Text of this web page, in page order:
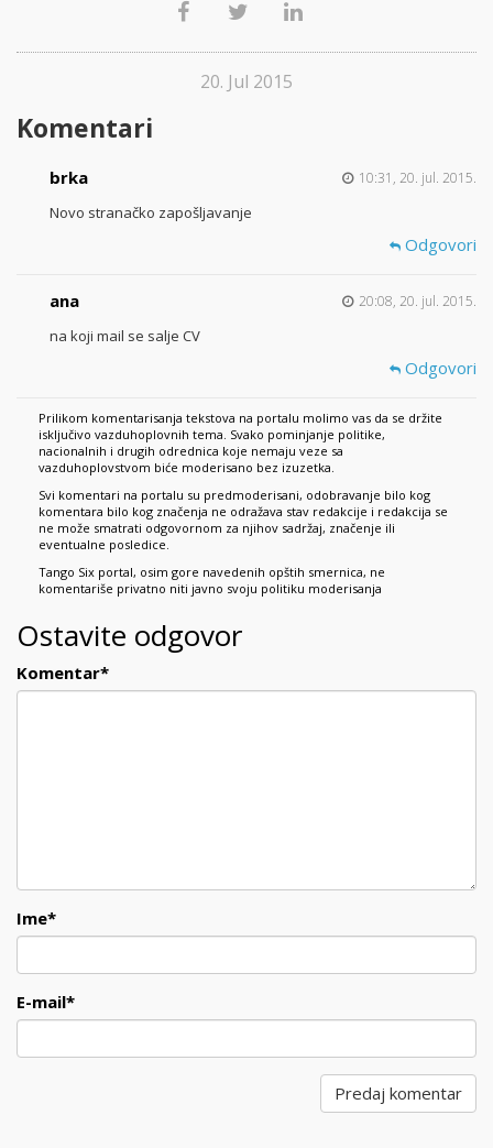
20. Jul 2015
Komentari
brka 10:31, 20. jul. 2015.
Novo stranačko zapošljavanje
Odgovori
ana 20:08, 20. jul. 2015.
na koji mail se salje CV
Odgovori
Prilikom komentarisanja tekstova na portalu molimo vas da se držite
isključivo vazduhoplovnih tema. Svako pominjanje politike,
nacionalnih i drugih odrednica koje nemaju veze sa
vazduhoplovstvom biće moderisano bez izuzetka.
Svi komentari na portalu su predmoderisani, odobravanje bilo kog
komentara bilo kog značenja ne odražava stav redakcije i redakcija se
ne može smatrati odgovornom za njihov sadržaj, značenje ili
eventualne posledice.
Tango Six portal, osim gore navedenih opštih smernica, ne
komentariše privatno niti javno svoju politiku moderisanja
Ostavite odgovor
Komentar*
Ime*
E-mail*